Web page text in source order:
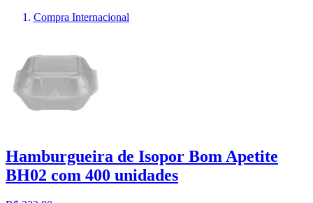
Compra Internacional
Hamburgueira de Isopor Bom Apetite
BH02 com 400 unidades